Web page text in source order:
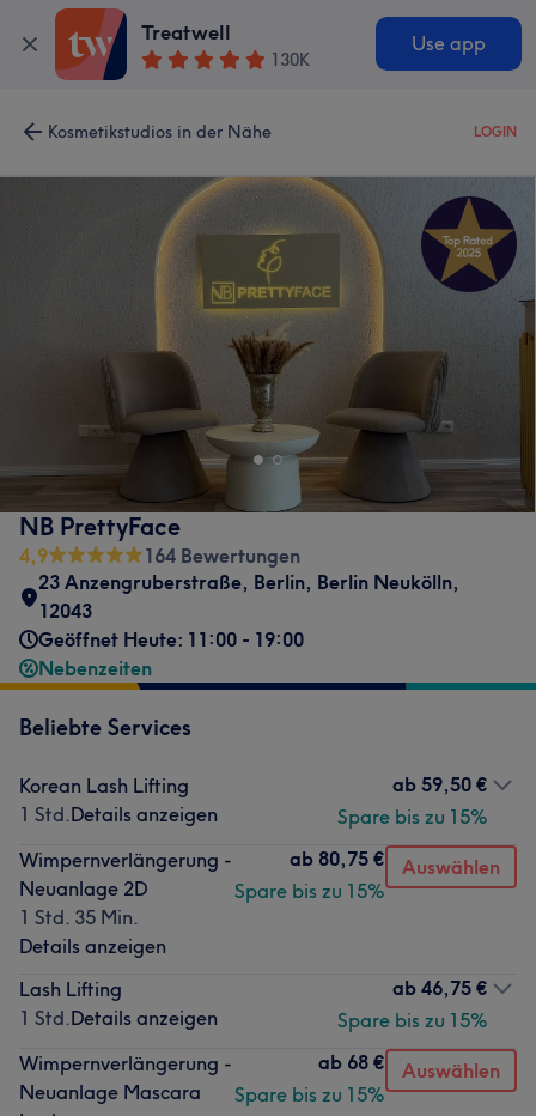
Treatwell
130K
Use app
Kosmetikstudios in der Nähe LOGIN
NB PrettyFace
4,9
164 Bewertungen
23 Anzengruberstraße, Berlin, Berlin Neukölln,
12043
Geöffnet Heute: 11:00 - 19:00
Nebenzeiten
Beliebte Services
Korean Lash Lifting
1 Std.Details anzeigen
ab 59,50 €
Spare bis zu 15%
Wimpernverlängerung -
Neuanlage 2D
1 Std. 35 Min.
Details anzeigen
ab 80,75 €
Spare bis zu 15%
Auswählen
Lash Lifting
1 Std.Details anzeigen
ab 46,75 €
Spare bis zu 15%
Wimpernverlängerung -
Neuanlage Mascara
ab 68 €
Spare bis zu 15%
Auswählen